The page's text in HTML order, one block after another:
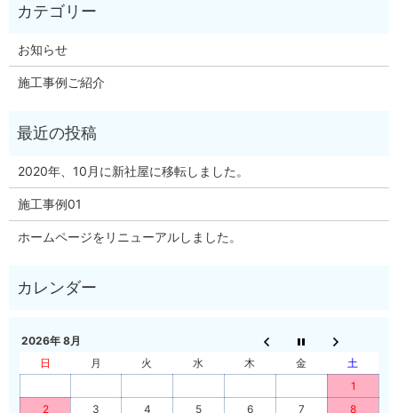
お知らせ
施工事例ご紹介
2020年、10月に新社屋に移転しました。
施工事例01
ホームページをリニューアルしました。
2026年 8月
日
月 火 水 木 金
土
1
2
3 4 5 6 7 8